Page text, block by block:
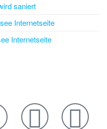
saniert
Internetseite
Internetseite